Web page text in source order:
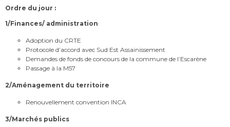
Ordre du jour :
1/Finances/ administration
Adoption du CRTE
Protocole d’accord avec Sud Est Assainissement
Demandes de fonds de concours de la commune de l’Escarène
Passage à la M57
2/Aménagement du territoire
Renouvellement convention INCA
3/Marchés publics